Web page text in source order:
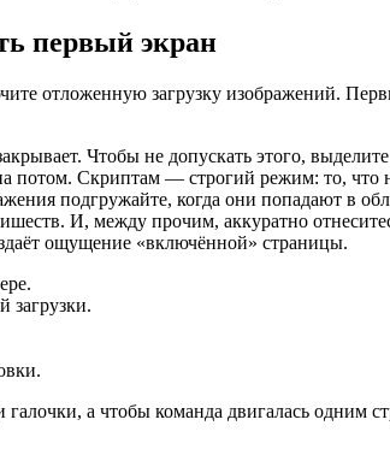
первый экран
отложенную загрузку изображений.
Чтобы не допускать этого,
потом. Скриптам — строгий режим: то, что
подгружайте, когда они попадают в
И, между прочим, аккуратно
ощущение «включённой» страницы.
загрузки.
а чтобы команда двигалась одним